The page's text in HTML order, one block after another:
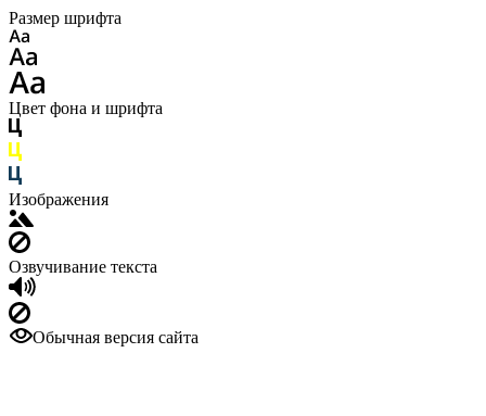
Размер шрифта
Цвет фона и шрифта
Изображения
Озвучивание текста
Обычная версия сайта